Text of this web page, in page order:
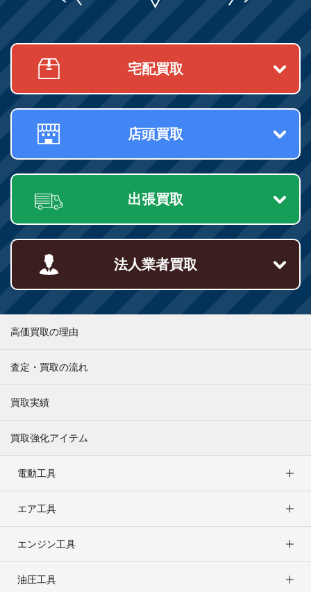
宅配買取
店頭買取
出張買取
法人業者買取
高価買取の理由
査定・買取の流れ
買取実績
買取強化アイテム
電動工具
エア工具
エンジン工具
油圧工具